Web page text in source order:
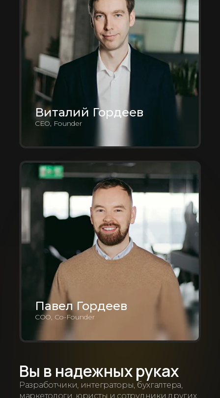
Вы в надежных руках
Разработчики, интеграторы, бухгалтера,
маркетологи, юристы и сотрудники других
Павел Гордеев
COO, Co-Founder
Виталий Гордеев
CEO, Founder